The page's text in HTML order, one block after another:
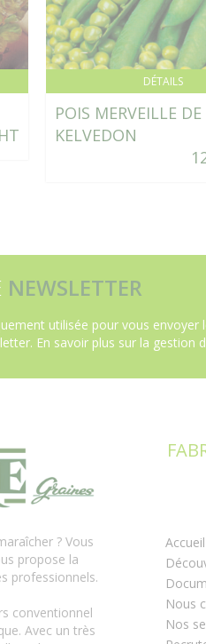
DÉTAILS
POIS MERVEILLE DE
KELVEDON
NEWSLETTER
utilisée pour vous
En savoir plus sur la gestion
? Vous
propose la
professionnels.
conventionnel
Avec un très
Accueil
Nous
Nos